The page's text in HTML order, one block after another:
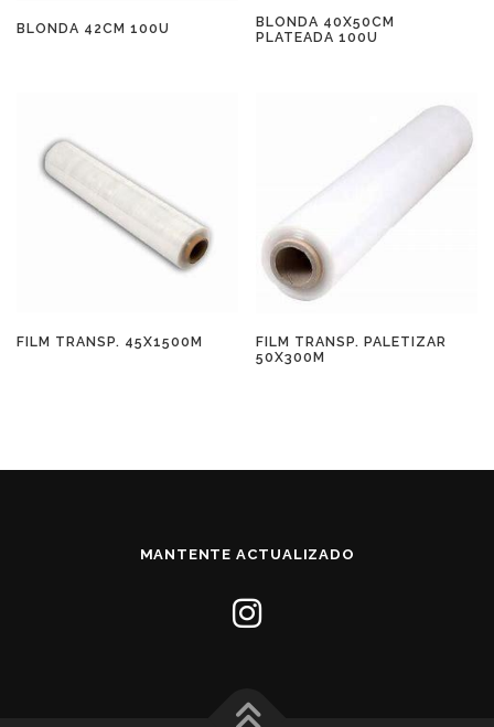
BLONDA 42CM 100U
BLONDA 40X50CM
PLATEADA 100U
FILM TRANSP. 45X1500M
FILM TRANSP. PALETIZAR
50X300M
MANTENTE ACTUALIZADO